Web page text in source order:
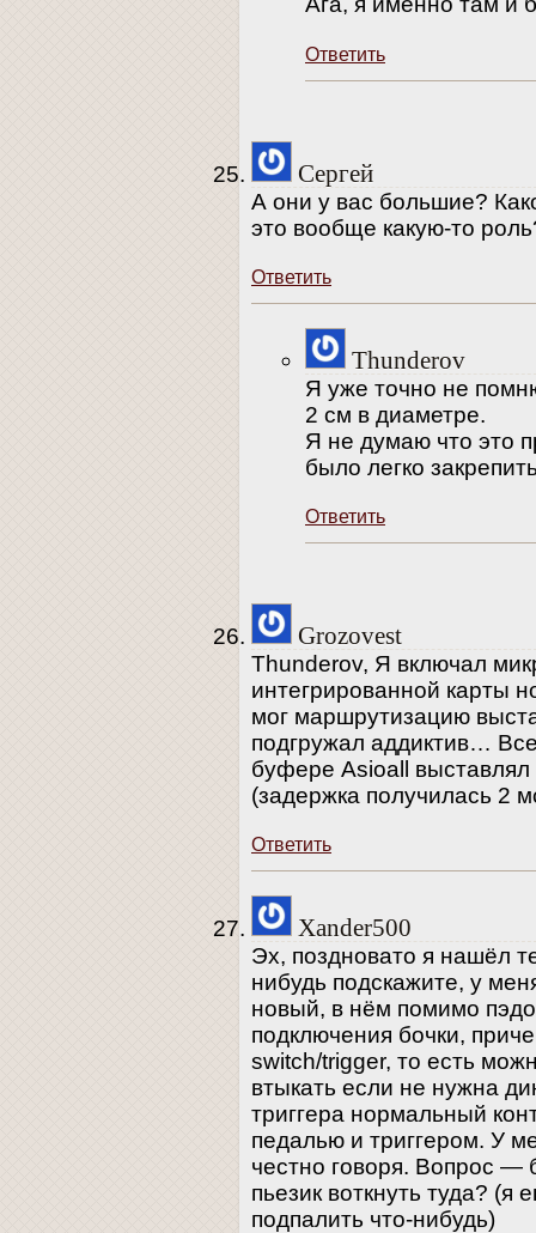
Ответить
Сергей
А они у вас большие?
это вообще какую-то
Ответить
Thunderov
Я уже точно не
2 см в диаметре.
Я не думаю что это
было легко
Ответить
Grozovest
Thunderov, Я включал
интегрированной карты
мог маршрутизацию
подгружал аддиктив…
буфере Asioall
(задержка получилась 2
Ответить
Xander500
Эх, поздновато я нашёл
нибудь подскажите, у
новый, в нём помимо
подключения бочки,
switch/trigger, то есть
втыкать если не нужна
триггера нормальный
педалью и триггером. У
честно говоря. Вопрос —
пьезик воткнуть туда? (я
подпалить что-нибудь)